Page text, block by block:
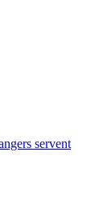
servent